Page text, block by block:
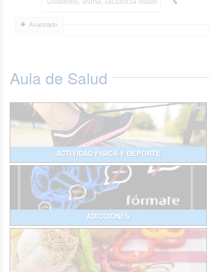
Avanzado
Aula de Salud
ACTIVIDAD FÍSICA Y DEPORTE
ADICCIONES